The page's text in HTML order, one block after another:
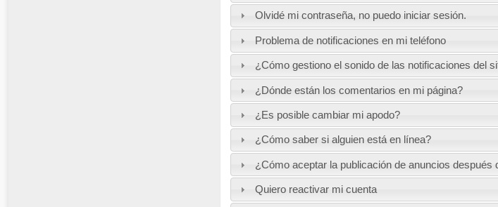
Olvidé mi contraseña, no puedo iniciar sesión.
Problema de notificaciones en mi teléfono
¿Cómo gestiono el sonido de las notificaciones del
¿Dónde están los comentarios en mi página?
¿Es posible cambiar mi apodo?
¿Cómo saber si alguien está en línea?
¿Cómo aceptar la publicación de anuncios después
Quiero reactivar mi cuenta